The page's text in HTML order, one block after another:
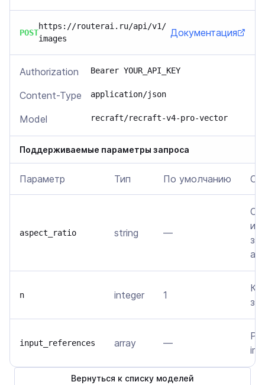
POST
https://routerai.ru/api/v1/
images
Документация
Authorization Bearer YOUR_API_KEY
Content-Type application/json
Model recraft/recraft-v4-pro-vector
Поддерживаемые параметры запроса
Параметр Тип По умолчанию
aspect_ratio string —
n integer 1
input_references array —
Вернуться к списку моделей